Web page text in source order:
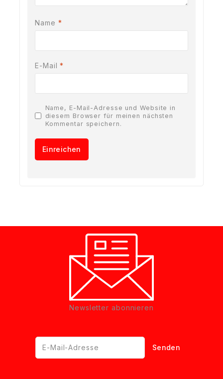
Name *
E-Mail*
Name, E-Mail-Adresse und Website in
diesem Browser für meinen nächsten
Kommentar speichern.
Newsletter abonnieren